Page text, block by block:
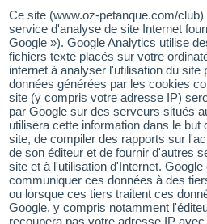
Ce site (www.oz-petanque.com/
service d'analyse de site Internet
Google »). Google Analytics utilise
fichiers texte placés sur votre
internet à analyser l'utilisation du site
données générées par les cookies
site (y compris votre adresse IP)
par Google sur des serveurs situés
utilisera cette information dans le but
site, de compiler des rapports sur
de son éditeur et de fournir d'autres
site et à l'utilisation d'Internet.
communiquer ces données à des
ou lorsque ces tiers traitent ces
Google, y compris notamment
recoupera pas votre adresse IP